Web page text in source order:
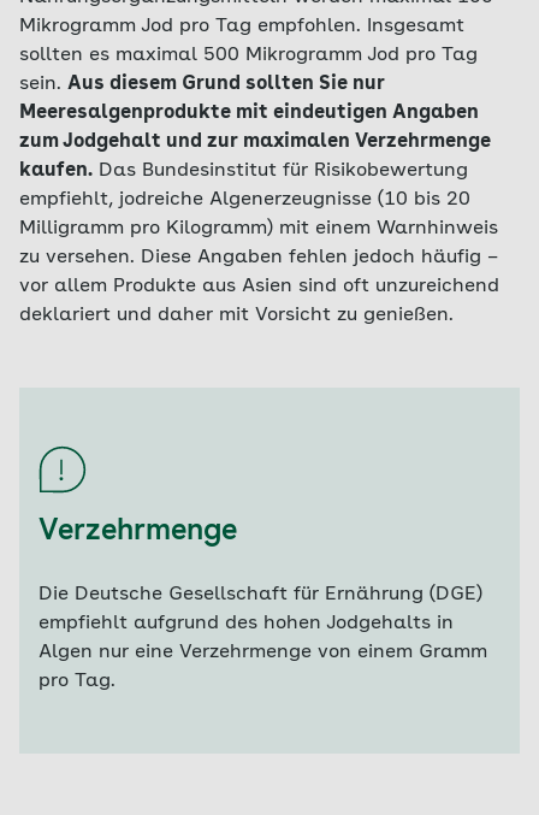
Mikrogramm Jod pro Tag empfohlen. Insgesamt
sollten es maximal 500 Mikrogramm Jod pro Tag
sein. Aus diesem Grund sollten Sie nur
Meeresalgenprodukte mit eindeutigen Angaben
zum Jodgehalt und zur maximalen Verzehrmenge
kaufen. Das Bundesinstitut für Risikobewertung
empfiehlt, jodreiche Algenerzeugnisse (10 bis 20
Milligramm pro Kilogramm) mit einem Warnhinweis
zu versehen. Diese Angaben fehlen jedoch häufig –
vor allem Produkte aus Asien sind oft unzureichend
deklariert und daher mit Vorsicht zu genießen.
Verzehrmenge
Die Deutsche Gesellschaft für Ernährung (DGE)
empfiehlt aufgrund des hohen Jodgehalts in
Algen nur eine Verzehrmenge von einem Gramm
pro Tag.